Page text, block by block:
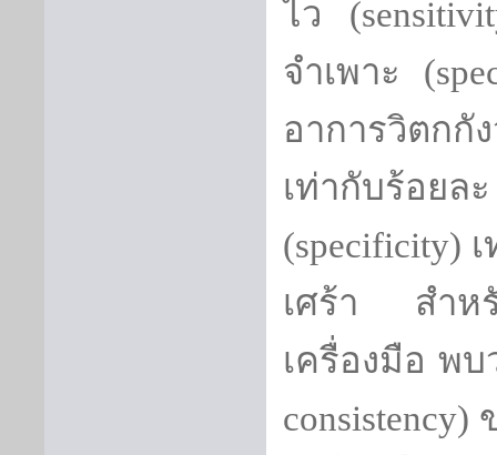
ไว (
จำเพาะ (
อาการวิตก
เท่ากับร้อ
(specificity)
เศร้า สำหรั
เครื่องมือ พ
consistency)